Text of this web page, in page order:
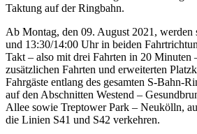
Taktung auf der Ringbahn.
Ab Montag, den 09. August 2021, werden
und 13:30/14:00 Uhr in beiden
Takt – also mit drei Fahrten in 20 Minuten
zusätzlichen Fahrten und erweiterten
Fahrgäste entlang des gesamten S-Bahn-
auf den Abschnitten Westend –
Allee sowie Treptower Park – Neukölln,
die Linien S41 und S42 verkehren.